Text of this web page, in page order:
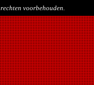
voorbehouden.